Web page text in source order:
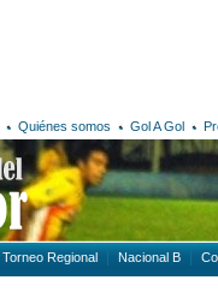
Quiénes somos Gol A Gol
Torneo Regional Nacional B